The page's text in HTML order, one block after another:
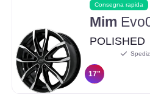
Consegna rapida
Mim
POLISHED
17"